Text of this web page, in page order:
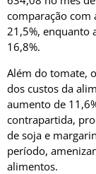
comparação com
21,5%, enquanto
16,8%.
Além do tomate,
dos custos da
aumento de
contrapartida,
de soja e
período,
alimentos.